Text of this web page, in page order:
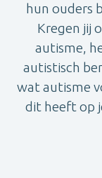
hun ouders
Kregen jij
autisme,
autistisch
wat autisme
dit heeft op